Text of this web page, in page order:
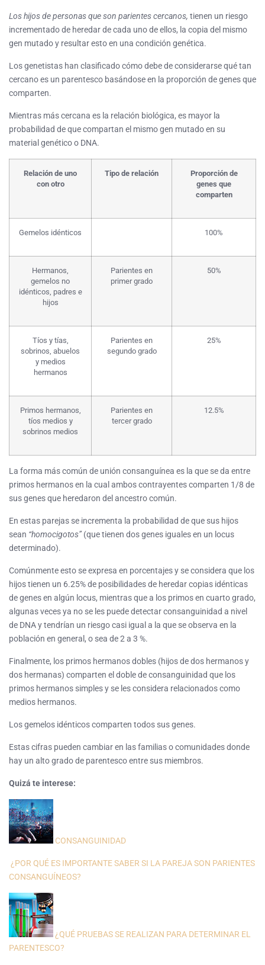
Los hijos de personas que son parientes cercanos, tienen un riesgo
incrementado de heredar de cada uno de ellos, la copia del mismo
gen mutado y resultar esto en una condición genética.
Los genetistas han clasificado cómo debe de considerarse qué tan
cercano es un parentesco basándose en la proporción de genes que
comparten.
Mientras más cercana es la relación biológica, es mayor la
probabilidad de que compartan el mismo gen mutado en su
material genético o DNA.
Relación de uno
con otro
Tipo de relación
Proporción de
genes que
comparten
Gemelos idénticos 100%
Hermanos,
gemelos no
idénticos, padres e
hijos
Parientes en
primer grado
50%
Tíos y tías,
sobrinos, abuelos
y medios
hermanos
Parientes en
segundo grado
25%
Primos hermanos,
tíos medios y
sobrinos medios
Parientes en
tercer grado
12.5%
La forma más común de unión consanguínea es la que se da entre
primos hermanos en la cual ambos contrayentes comparten 1/8 de
sus genes que heredaron del ancestro común.
En estas parejas se incrementa la probabilidad de que sus hijos
sean “homocigotos”(que tienen dos genes iguales en un locus
determinado).
Comúnmente esto se expresa en porcentajes y se considera que los
hijos tienen un 6.25% de posibilidades de heredar copias idénticas
de genes en algún locus, mientras que a los primos en cuarto grado,
algunas veces ya no se les puede detectar consanguinidad a nivel
de DNA y tendrían un riesgo casi igual a la que se observa en la
población en general, o sea de 2 a 3 %.
Finalmente, los primos hermanos dobles (hijos de dos hermanos y
dos hermanas) comparten el doble de consanguinidad que los
primos hermanos simples y se les considera relacionados como
medios hermanos.
Los gemelos idénticos comparten todos sus genes.
Estas cifras pueden cambiar en las familias o comunidades donde
hay un alto grado de parentesco entre sus miembros.
Quizá te interese:
CONSANGUINIDAD
¿POR QUÉ ES IMPORTANTE SABER SI LA PAREJA SON PARIENTES
CONSANGUÍNEOS?
¿QUÉ PRUEBAS SE REALIZAN PARA DETERMINAR EL
PARENTESCO?